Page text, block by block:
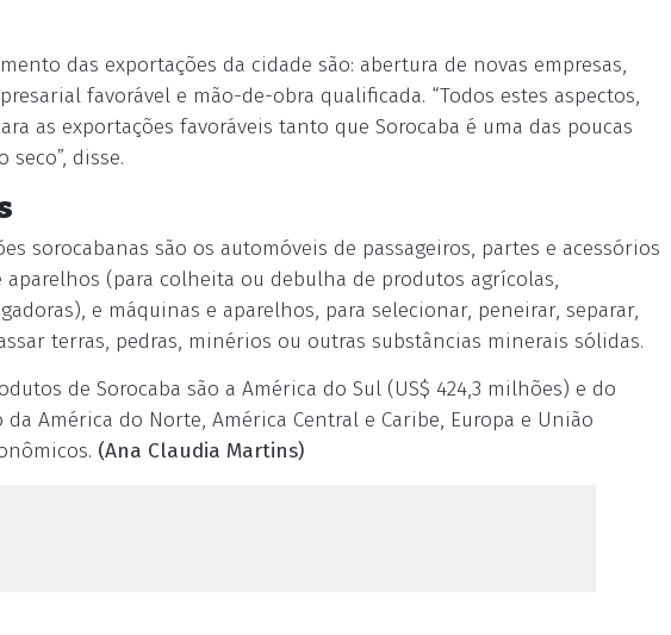
das exportações da cidade são: abertura de novas empresas,
favorável e mão-de-obra qualificada. “Todos estes aspectos,
as exportações favoráveis tanto que Sorocaba é uma das poucas
disse.
sorocabanas são os automóveis de passageiros, partes e acessórios
(para colheita ou debulha de produtos agrícolas,
e máquinas e aparelhos, para selecionar, peneirar, separar,
terras, pedras, minérios ou outras substâncias minerais sólidas.
de Sorocaba são a América do Sul (US$ 424,3 milhões) e do
da América do Norte, América Central e Caribe, Europa e União
(Ana Claudia Martins)